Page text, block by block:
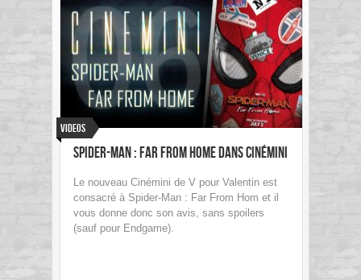
Videos
Spider-Man : Far From Home dans Cinémini
Le nouveau Cinémini de V pour Valentin est
consacré à Spider-Man : Far From Hom et il
vous donne donc son avis, sans spoilers
(sauf pour Endgame).